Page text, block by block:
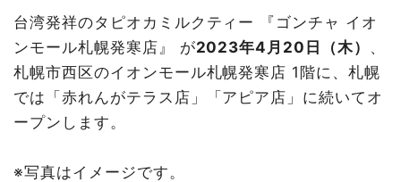
台湾発祥のタピオカミルクティー 『ゴンチャ イオ
ンモール札幌発寒店』 が2023年4月20日（木） 、
札幌市西区のイオンモール札幌発寒店 1階に、札幌
では「赤れんがテラス店」「アピア店」に続いてオ
ープンします。
※写真はイメージです。